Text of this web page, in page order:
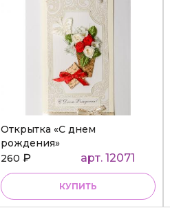
Открытка «С днем
рождения»
260 ₽ арт. 12071
КУПИТЬ